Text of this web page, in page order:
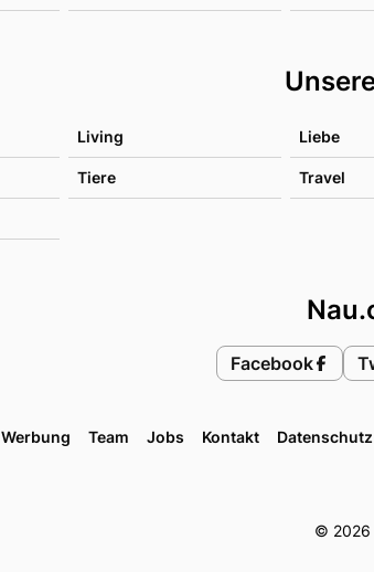
Living Liebe
Tiere Travel
Facebook
Werbung Team Jobs Kontakt Datenschutz
© 2026